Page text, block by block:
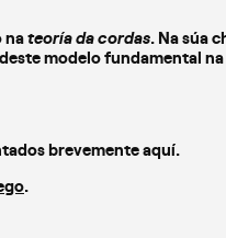
nateoría da cordas. Na súa
modelo fundamental
brevemente aquí.
.